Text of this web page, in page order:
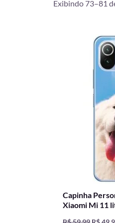
Exibindo 73–81
Capinha
Xiaomi Mi 11
O
preço
original
era:
R$